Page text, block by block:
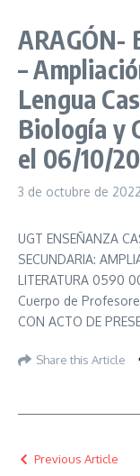
ARAGÓN-
–
Lengua
Biología y
el 06/10/
3 de octubre de 2022
UGT ENSEÑANZA
SECUNDARIA:
LITERATURA 0590
Cuerpo de
CON ACTO DE
Share this Article
Previous Article